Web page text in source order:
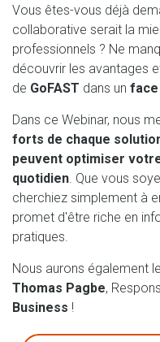
Vous êtes-vous déjà
collaborative serait la
professionnels ? Ne
découvrir les avantages
de GoFAST dans un face
Dans ce Webinar, nous
forts de chaque
peuvent optimiser
quotidien. Que vous
cherchiez simplement à
promet d'être riche en
pratiques.
Nous aurons également
Thomas Pagbe,
Business !